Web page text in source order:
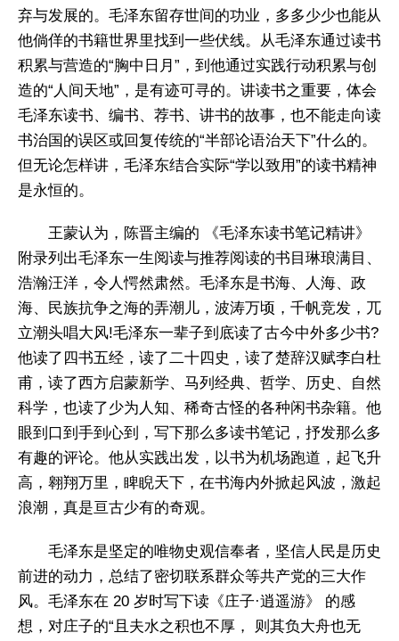
弃与发展的。毛泽东留存世间的功业，多多少少也能从
他倘佯的书籍世界里找到一些伏线。从毛泽东通过读书
积累与营造的“胸中日月”，到他通过实践行动积累与创
造的“人间天地”，是有迹可寻的。讲读书之重要，体会
毛泽东读书、编书、荐书、讲书的故事，也不能走向读
书治国的误区或回复传统的“半部论语治天下”什么的。
但无论怎样讲，毛泽东结合实际“学以致用”的读书精神
是永恒的。
王蒙认为，陈晋主编的 《毛泽东读书笔记精讲》
附录列出毛泽东一生阅读与推荐阅读的书目琳琅满目、
浩瀚汪洋，令人愕然肃然。毛泽东是书海、人海、政
海、民族抗争之海的弄潮儿，波涛万顷，千帆竞发，兀
立潮头唱大风!毛泽东一辈子到底读了古今中外多少书?
他读了四书五经，读了二十四史，读了楚辞汉赋李白杜
甫，读了西方启蒙新学、马列经典、哲学、历史、自然
科学，也读了少为人知、稀奇古怪的各种闲书杂籍。他
眼到口到手到心到，写下那么多读书笔记，抒发那么多
有趣的评论。他从实践出发，以书为机场跑道，起飞升
高，翱翔万里，睥睨天下，在书海内外掀起风波，激起
浪潮，真是亘古少有的奇观。
毛泽东是坚定的唯物史观信奉者，坚信人民是历史
前进的动力，总结了密切联系群众等共产党的三大作
风。毛泽东在 20 岁时写下读《庄子·逍遥游》 的感
想，对庄子的“且夫水之积也不厚， 则其负大舟也无